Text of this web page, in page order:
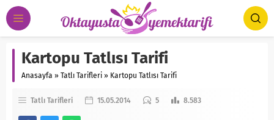
Kartopu Tatlısı Tarifi
Anasayfa » Tatlı Tarifleri » Kartopu Tatlısı Tarifi
Tatlı Tarifleri 15.05.2014 5 8.583